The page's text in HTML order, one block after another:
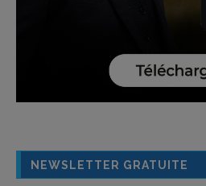
NEWSLETTER GRATUITE